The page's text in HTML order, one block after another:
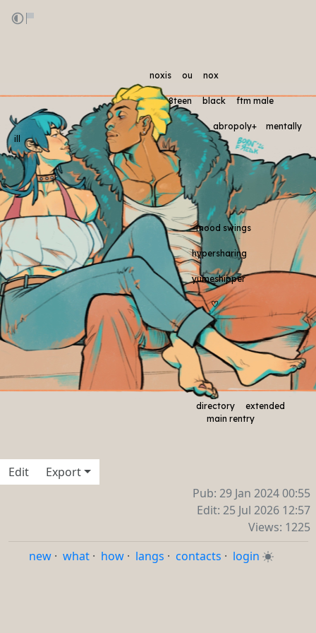
noxis ou nox
‎
8teen black ftm male
‎
abropoly+ mentally
ill
‎‎‎ ‎‎ ‎‎
‎‎‎ ‎‎ ‎‎
‎‎‎ ‎‎ ‎‎
‎
mood swings
‎
hypersharing
‎
yumeshipper
‎
♡︎
‎‎‎ ‎‎ ‎‎
‎‎‎ ‎‎ ‎‎
‎‎‎ ‎‎ ‎‎
‎‎‎ ‎‎ ‎‎
‎‎‎ ‎‎ ‎‎
directory
extended
main rentry
Edit
Export
Pub: 29 Jan 2024 00:55
Edit: 25 Jul 2026 12:57
Views: 1225
new · what · how · langs · contacts · login